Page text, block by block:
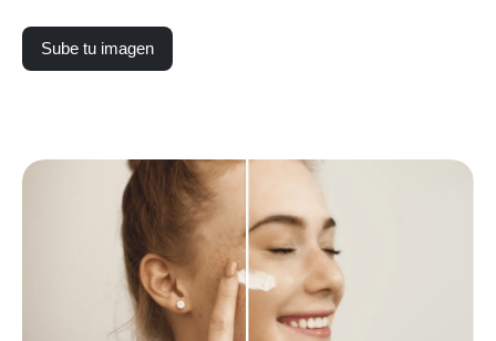
Sube tu imagen